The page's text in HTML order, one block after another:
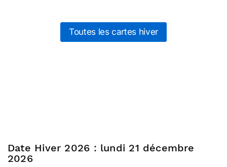
Toutes les cartes hiver
Date Hiver 2026 : lundi 21 décembre
2026